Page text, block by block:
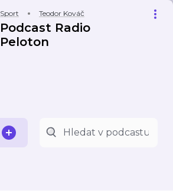
Sport Teodor Kováč
Podcast Radio
Peloton